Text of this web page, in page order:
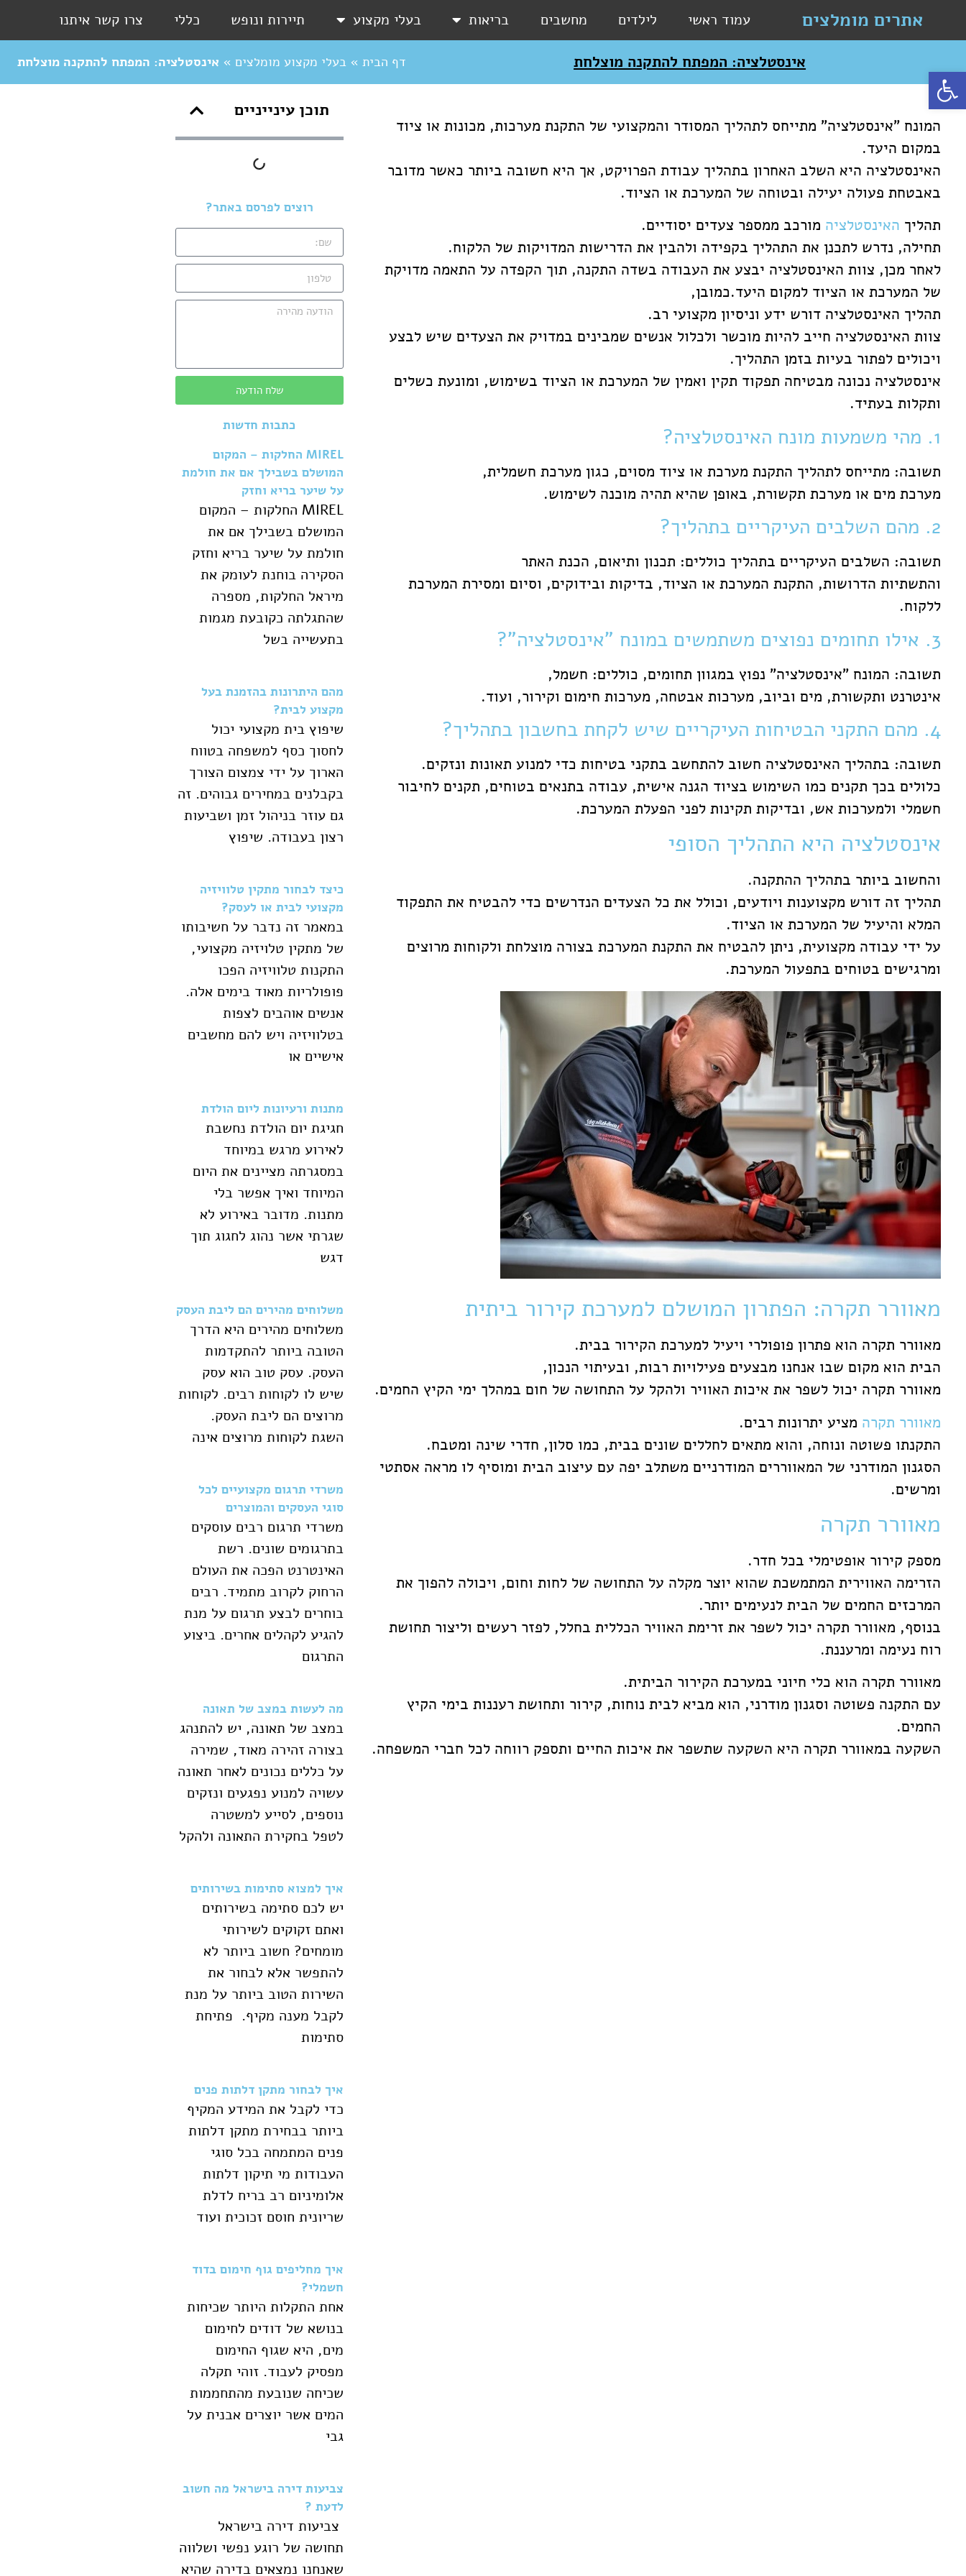
אתרים מומלצים עמוד ראשי לילדים מחשבים בריאות בעלי מקצוע תיירות ונופש כללי צרו קשר איתנו
אינסטלציה: המפתח להתקנה מוצלחת דף הבית» בעלי מקצוע מומלצים » אינסטלציה: המפתח להתקנה מוצלחת
המונח "אינסטלציה" מתייחס לתהליך המסודר והמקצועי של התקנת מערכות, מכונות או ציוד
במקום היעד.
האינסטלציה היא השלב האחרון בתהליך עבודת הפרויקט, אך היא חשובה ביותר כאשר מדובר
באבטחת פעולה יעילה ובטוחה של המערכת או הציוד.
תהליך האינסטלציה מורכב ממספר צעדים יסודיים.
תחילה, נדרש לתכנן את התהליך בקפידה ולהבין את הדרישות המדויקות של הלקוח.
לאחר מכן, צוות האינסטלציה יבצע את העבודה בשדה התקנה, תוך הקפדה על התאמה מדויקת
של המערכת או הציוד למקום היעד.כמובן,
תהליך האינסטלציה דורש ידע וניסיון מקצועי רב.
צוות האינסטלציה חייב להיות מוכשר ולכלול אנשים שמבינים במדויק את הצעדים שיש לבצע
ויכולים לפתור בעיות בזמן התהליך.
אינסטלציה נכונה מבטיחה תפקוד תקין ואמין של המערכת או הציוד בשימוש, ומונעת כשלים
ותקלות בעתיד.
1. מהי משמעות מונח האינסטלציה?
תשובה: מתייחס לתהליך התקנת מערכת או ציוד מסוים, כגון מערכת חשמלית,
מערכת מים או מערכת תקשורת, באופן שהיא תהיה מוכנה לשימוש.
2. מהם השלבים העיקריים בתהליך?
תשובה: השלבים העיקריים בתהליך כוללים: תכנון ותיאום, הכנת האתר
והתשתיות הדרושות, התקנת המערכת או הציוד, בדיקות ובידוקים, וסיום ומסירת המערכת
ללקוח.
3. אילו תחומים נפוצים משתמשים במונח "אינסטלציה"?
תשובה: המונח "אינסטלציה" נפוץ במגוון תחומים, כוללים: חשמל,
אינטרנט ותקשורת, מים וביוב, מערכות אבטחה, מערכות חימום וקירור, ועוד.
4. מהם התקני הבטיחות העיקריים שיש לקחת בחשבון בתהליך?
תשובה: בתהליך האינסטלציה חשוב להתחשב בתקני בטיחות כדי למנוע תאונות ונזקים.
כלולים בכך תקנים כמו השימוש בציוד הגנה אישית, עבודה בתנאים בטוחים, תקנים לחיבור
חשמלי ולמערכות אש, ובדיקות תקינות לפני הפעלת המערכת.
אינסטלציה היא התהליך הסופי
והחשוב ביותר בתהליך ההתקנה.
תהליך זה דורש מקצוענות ויודעים, וכולל את כל הצעדים הנדרשים כדי להבטיח את התפקוד
המלא והיעיל של המערכת או הציוד.
על ידי עבודה מקצועית, ניתן להבטיח את התקנת המערכת בצורה מוצלחת ולקוחות מרוצים
ומרגישים בטוחים בתפעול המערכת.
מאוורר תקרה: הפתרון המושלם למערכת קירור ביתית
מאוורר תקרה הוא פתרון פופולרי ויעיל למערכת הקירור בבית.
הבית הוא מקום שבו אנחנו מבצעים פעילויות רבות, ובעיתוי הנכון,
מאוורר תקרה יכול לשפר את איכות האוויר ולהקל על התחושה של חום במהלך ימי הקיץ החמים.
מאוורר תקרה מציע יתרונות רבים.
התקנתו פשוטה ונוחה, והוא מתאים לחללים שונים בבית, כמו סלון, חדרי שינה ומטבח.
הסגנון המודרני של המאווררים המודרניים משתלב יפה עם עיצוב הבית ומוסיף לו מראה אסתטי
ומרשים.
מאוורר תקרה
מספק קירור אופטימלי בכל חדר.
הזרימה האווירית המתמשכת שהוא יוצר מקלה על התחושה של לחות וחום, ויכולה להפוך את
המרכזים החמים של הבית לנעימים יותר.
בנוסף, מאוורר תקרה יכול לשפר את זרימת האוויר הכללית בחלל, לפזר רעשים וליצור תחושת
רוח נעימה ומרעננת.
מאוורר תקרה הוא כלי חיוני במערכת הקירור הביתית.
עם התקנה פשוטה וסגנון מודרני, הוא מביא לבית נוחות, קירור ותחושת רעננות בימי הקיץ
החמים.
השקעה במאוורר תקרה היא השקעה שתשפר את איכות החיים ותספק רווחה לכל חברי המשפחה.
תוכן עינייניים
רוצים לפרסם באתר?
שלח הודעה
כתבות חדשות
MIREL החלקות – המקום
המושלם בשבילך אם את חולמת
על שיער בריא וחזק
MIREL החלקות – המקום
המושלם בשבילך אם את
חולמת על שיער בריא וחזק
הסקירה בוחנת לעומק את
מיראל החלקות, מספרה
שהתגלתה כקובעת מגמות
בתעשייה בשל
מהם היתרונות בהזמנת בעל
מקצוע לבית?
שיפוץ בית מקצועי יכול
לחסוך כסף למשפחה בטווח
הארוך על ידי צמצום הצורך
בקבלנים במחירים גבוהים. זה
גם עוזר בניהול זמן ושביעות
רצון בעבודה. שיפוץ
כיצד לבחור מתקין טלוויזיה
מקצועי לבית או לעסק?
במאמר זה נדבר על חשיבותו
של מתקין טלויזיה מקצועי,
התקנות טלוויזיה הפכו
פופולריות מאוד בימים אלה.
אנשים אוהבים לצפות
בטלוויזיה ויש להם מחשבים
אישיים או
מתנות ורעיונות ליום הולדת
חגיגת יום הולדת נחשבת
לאירוע מרגש במיוחד
במסגרתה מציינים את היום
המיוחד ואיך אפשר בלי
מתנות. מדובר באירוע לא
שגרתי אשר נהוג לחגוג תוך
דגש
משלוחים מהירים הם ליבת העסק
משלוחים מהירים היא הדרך
הטובה ביותר להתקדמות
העסק. עסק טוב הוא עסק
שיש לו לקוחות רבים. לקוחות
מרוצים הם ליבת העסק.
השגת לקוחות מרוצים אינה
משרדי תרגום מקצועיים לכל
סוגי העסקים והמוצרים
משרדי תרגום רבים עוסקים
בתרגומים שונים. רשת
האינטרנט הפכה את העולם
הרחוק לקרוב מתמיד. רבים
בוחרים לבצע תרגום על מנת
להגיע לקהלים אחרים. ביצוע
התרגום
מה לעשות במצב של תאונה
במצב של תאונה, יש להתנהג
בצורה זהירה מאוד, שמירה
על כללים נכונים לאחר תאונה
עשויה למנוע נפגעים ונזקים
נוספים, לסייע למשטרה
לטפל בחקירת התאונה ולהקל
איך למצוא סתימות בשירותים
יש לכם סתימה בשירותים
ואתם זקוקים לשירותי
מומחים? חשוב ביותר לא
להתפשר אלא לבחור את
השירות הטוב ביותר על מנת
לקבל מענה מקיף. פתיחת
סתימות
איך לבחור מתקן דלתות פנים
כדי לקבל את המידע המקיף
ביותר בבחירת מתקן דלתות
פנים המתמחה בכל סוגי
העבודות מי תיקון דלתות
אלומיניום רב בריח לדלת
שריונית חוסם זכוכית ועוד
איך מחליפים גוף חימום בדוד
חשמלי?
אחת התקלות היותר שכיחות
בנושא של דודים לחימום
מים, היא שגוף החימום
מפסיק לעבוד. זוהי תקלה
שכיחה שנובעת מהתחממות
המים אשר יוצרים אבנית על
גבי
צביעות דירה בישראל מה חשוב
לדעת ?
צביעות דירה בישראל
תחושה של רוגע נפשי ושלווה
שאנחנו נמצאים בדירה שהיא
פתח סרגל נגישות